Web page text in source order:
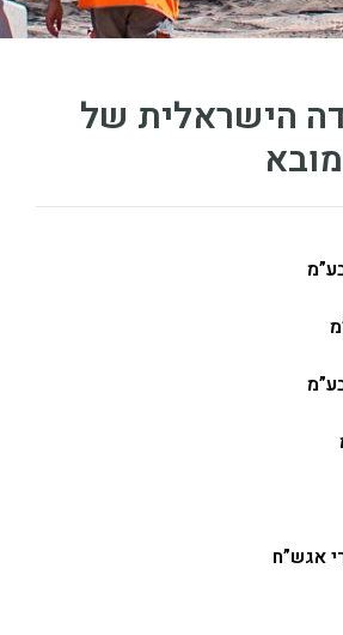
הישראלית של
אגש”ח